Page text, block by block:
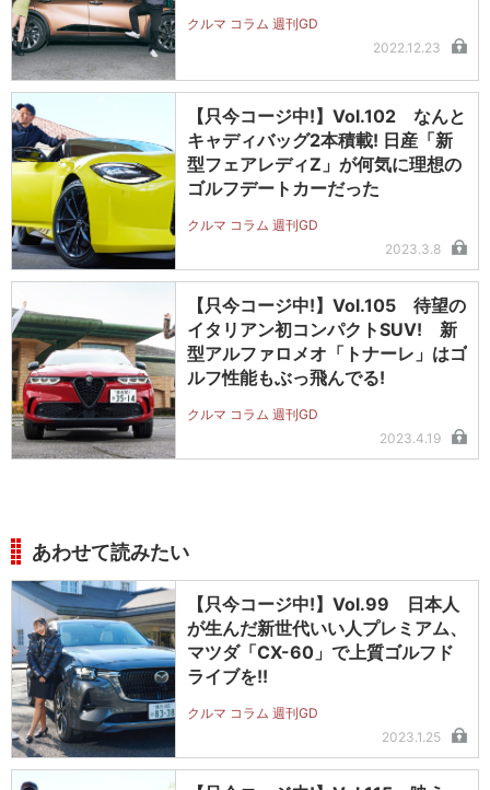
クルマ コラム 週刊GD
2022.12.23
【只今コージ中!】Vol.102 なんと
キャディバッグ2本積載! 日産「新
型フェアレディZ」が何気に理想の
ゴルフデートカーだった
クルマ コラム 週刊GD
2023.3.8
【只今コージ中!】Vol.105 待望の
イタリアン初コンパクトSUV! 新
型アルファロメオ「トナーレ」はゴ
ルフ性能もぶっ飛んでる!
クルマ コラム 週刊GD
2023.4.19
あわせて読みたい
【只今コージ中!】Vol.99 日本人
が生んだ新世代いい人プレミアム、
マツダ「CX-60」で上質ゴルフド
ライブを!!
クルマ コラム 週刊GD
2023.1.25